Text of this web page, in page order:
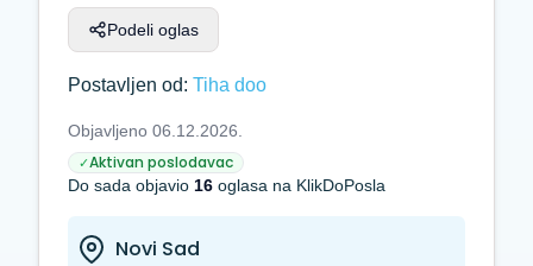
Podeli oglas
Postavljen od: Tiha doo
Objavljeno 06.12.2026.
✓Aktivan poslodavac
Do sada objavio 16 oglasa na KlikDoPosla
Novi Sad